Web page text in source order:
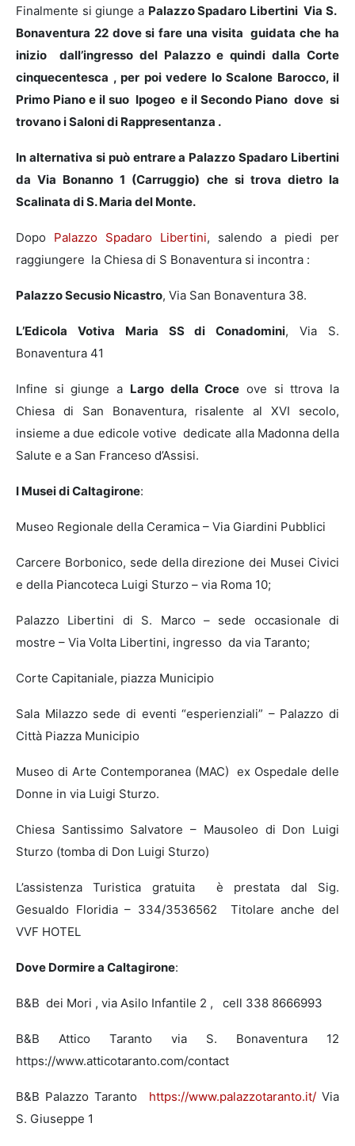
Finalmente si giunge a Palazzo Spadaro Libertini Via S.
Bonaventura 22 dove si fare una visita guidata che ha
inizio dall’ingresso del Palazzo e quindi dalla Corte
cinquecentesca , per poi vedere lo Scalone Barocco, il
Primo Piano e il suo Ipogeo e il Secondo Piano dove si
trovano i Saloni di Rappresentanza .
In alternativa si può entrare a Palazzo Spadaro Libertini
da Via Bonanno 1 (Carruggio) che si trova dietro la
Scalinata di S. Maria del Monte.
Dopo Palazzo Spadaro Libertini, salendo a piedi per
raggiungere la Chiesa di S Bonaventura si incontra :
Palazzo Secusio Nicastro, Via San Bonaventura 38.
L’Edicola Votiva Maria SS di Conadomini, Via S.
Bonaventura 41
Infine si giunge a Largo della Croce ove si ttrova la
Chiesa di San Bonaventura, risalente al XVI secolo,
insieme a due edicole votive dedicate alla Madonna della
Salute e a San Franceso d’Assisi.
I Musei di Caltagirone:
Museo Regionale della Ceramica – Via Giardini Pubblici
Carcere Borbonico, sede della direzione dei Musei Civici
e della Piancoteca Luigi Sturzo – via Roma 10;
Palazzo Libertini di S. Marco – sede occasionale di
mostre – Via Volta Libertini, ingresso da via Taranto;
Corte Capitaniale, piazza Municipio
Sala Milazzo sede di eventi “esperienziali” – Palazzo di
Città Piazza Municipio
Museo di Arte Contemporanea (MAC) ex Ospedale delle
Donne in via Luigi Sturzo.
Chiesa Santissimo Salvatore – Mausoleo di Don Luigi
Sturzo (tomba di Don Luigi Sturzo)
L’assistenza Turistica gratuita è prestata dal Sig.
Gesualdo Floridia – 334/3536562 Titolare anche del
VVF HOTEL
Dove Dormire a Caltagirone:
B&B dei Mori , via Asilo Infantile 2 , cell 338 8666993
B&B Attico Taranto via S. Bonaventura 12
https://www.atticotaranto.com/contact
B&B Palazzo Taranto https://www.palazzotaranto.it/Via
S. Giuseppe 1